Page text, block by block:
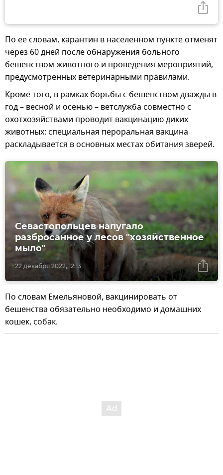
По ее словам, карантин в населенном пункте отменят
через 60 дней после обнаружения больного
бешенством животного и проведения мероприятий,
предусмотренных ветеринарными правилами.
Кроме того, в рамках борьбы с бешенством дважды в
год – весной и осенью – ветслужба совместно с
охотхозяйствами проводит вакцинацию диких
животных: специальная пероральная вакцина
раскладывается в основных местах обитания зверей.
22 декабря 2022, 12:13
Севастопольцев напугало
разбросанное у лесов "хозяйственное
мыло"
По словам Емельяновой, вакцинировать от
бешенства обязательно необходимо и домашних
кошек, собак.